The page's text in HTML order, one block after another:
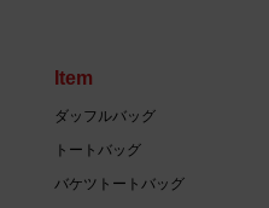
Item
ダッフルバッグ
トートバッグ
バケツトートバッグ